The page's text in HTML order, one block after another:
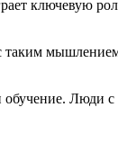
ключевую
мышлением
обучение.